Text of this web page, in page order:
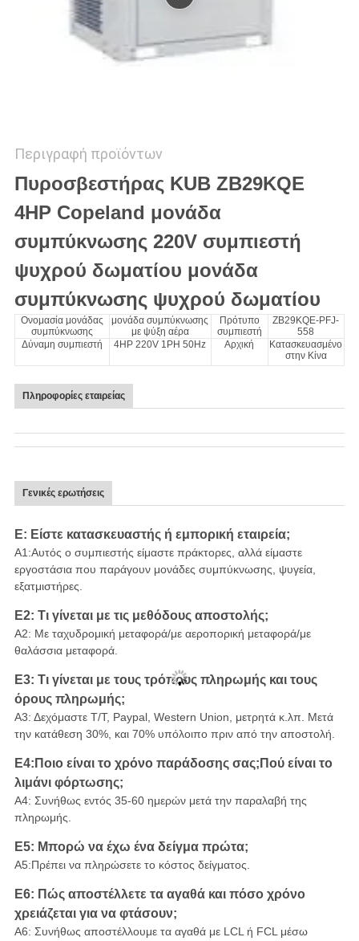
Περιγραφή προϊόντων
Πυροσβεστήρας KUB ZB29KQE
4HP Copeland μονάδα
συμπύκνωσης 220V συμπιεστή
ψυχρού δωματίου μονάδα
συμπύκνωσης ψυχρού δωματίου
Ονομασία μονάδας
συμπύκνωσης
μονάδα συμπύκνωσης
με ψύξη αέρα
Πρότυπο
συμπιεστή
ZB29KQE-PFJ-
558
Δύναμη συμπιεστή
4HP 220V 1PH 50Hz Αρχική
Κατασκευασμένο
στην Κίνα
Πληροφορίες εταιρείας
Γενικές ερωτήσεις
Ε: Είστε κατασκευαστής ή εμπορική εταιρεία;
Α1:Αυτός ο συμπιεστής είμαστε πράκτορες, αλλά είμαστε
εργοστάσια που παράγουν μονάδες συμπύκνωσης, ψυγεία,
εξατμιστήρες.
Ε2: Τι γίνεται με τις μεθόδους αποστολής;
Α2: Με ταχυδρομική μεταφορά/με αεροπορική μεταφορά/με
θαλάσσια μεταφορά.
Ε3: Τι γίνεται με τους τρόπους πληρωμής και τους
όρους πληρωμής;
Α3: Δεχόμαστε T/T, Paypal, Western Union, μετρητά κ.λπ. Μετά
την κατάθεση 30%, και 70% υπόλοιπο πριν από την αποστολή.
Ε4:Ποιο είναι το χρόνο παράδοσης σας;Πού είναι το
λιμάνι φόρτωσης;
A4: Συνήθως εντός 35-60 ημερών μετά την παραλαβή της
πληρωμής.
Ε5: Μπορώ να έχω ένα δείγμα πρώτα;
Α5:Πρέπει να πληρώσετε το κόστος δείγματος.
Ε6: Πώς αποστέλλετε τα αγαθά και πόσο χρόνο
χρειάζεται για να φτάσουν;
Α6: Συνήθως αποστέλλουμε τα αγαθά με LCL ή FCL μέσω